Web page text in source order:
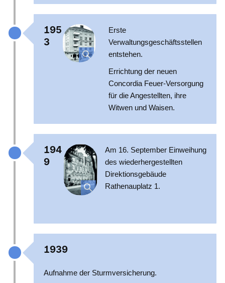
195
3
Erste
Verwaltungsgeschäftsstellen
entstehen.
Errichtung der neuen
Concordia Feuer-Versorgung
für die Angestellten, ihre
Witwen und Waisen.
194
9
Am 16. September Einweihung
des wiederhergestellten
Direktionsgebäude
Rathenauplatz 1.
1939
Aufnahme der Sturmversicherung.